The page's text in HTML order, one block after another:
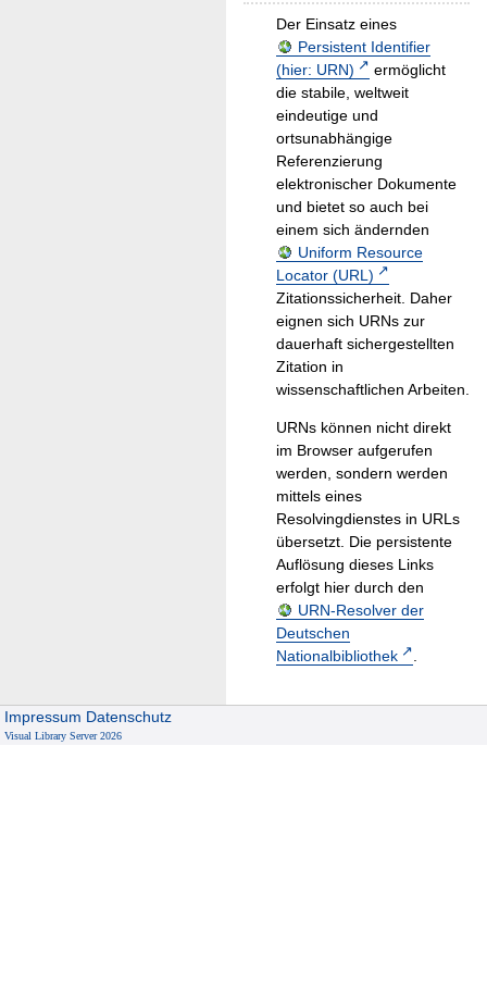
Der Einsatz eines
Persistent Identifier
(hier: URN)
ermöglicht
die stabile, weltweit
eindeutige und
ortsunabhängige
Referenzierung
elektronischer Dokumente
und bietet so auch bei
einem sich ändernden
Uniform Resource
Locator (URL)
Zitationssicherheit. Daher
eignen sich URNs zur
dauerhaft sichergestellten
Zitation in
wissenschaftlichen Arbeiten.
URNs können nicht direkt
im Browser aufgerufen
werden, sondern werden
mittels eines
Resolvingdienstes in URLs
übersetzt. Die persistente
Auflösung dieses Links
erfolgt hier durch den
URN-Resolver der
Deutschen
Nationalbibliothek
.
Impressum Datenschutz
Visual Library Server 2026